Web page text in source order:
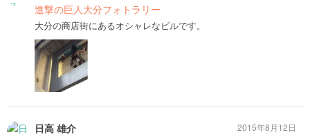
進撃の巨人大分フォトラリー
大分の商店街にあるオシャレなビルです。
日高 雄介
2015年8月12日